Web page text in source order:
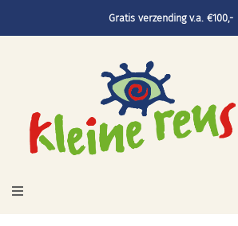
Gratis verzending v.a. €100,-